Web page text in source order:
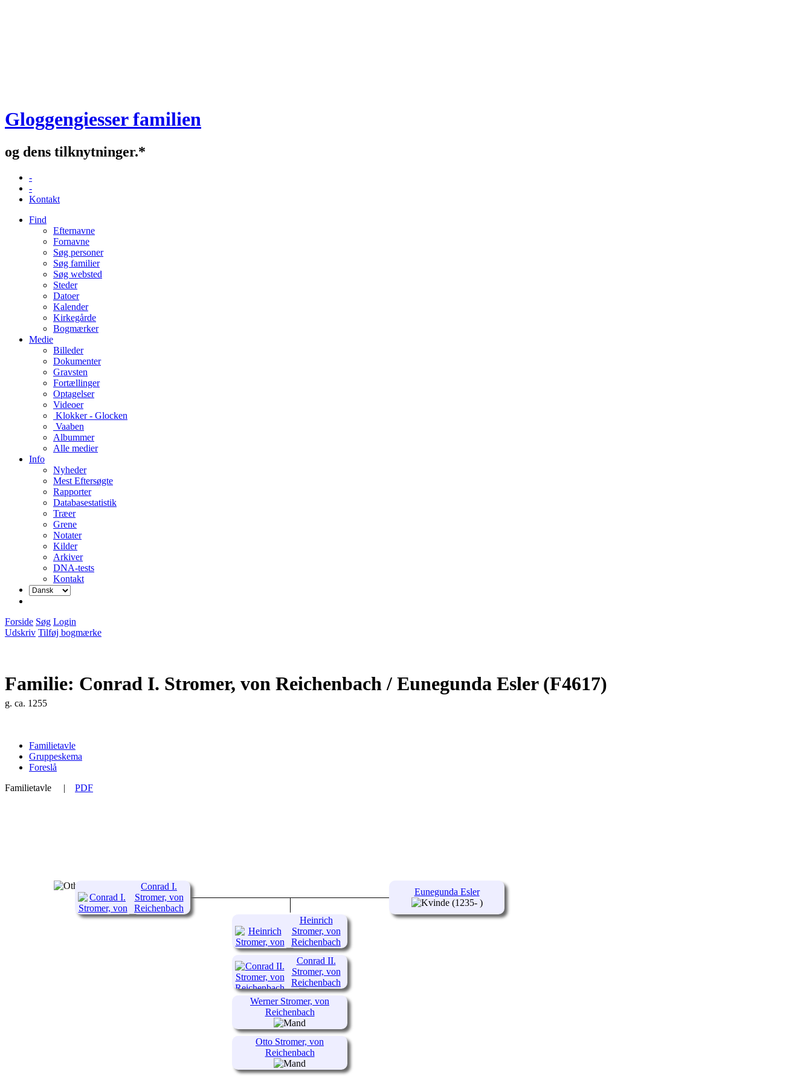
Gloggengiesser familien
og dens tilknytninger.*
-
-
Kontakt
Find
Efternavne
Fornavne
Søg personer
Søg familier
Søg websted
Steder
Datoer
Kalender
Kirkegårde
Bogmærker
Medie
Billeder
Dokumenter
Gravsten
Fortællinger
Optagelser
Videoer
Klokker - Glocken
Vaaben
Albummer
Alle medier
Info
Nyheder
Mest Eftersøgte
Rapporter
Databasestatistik
Træer
Grene
Notater
Kilder
Arkiver
DNA-tests
Kontakt
Forside Søg Login
Udskriv Tilføj bogmærke
Familie: Conrad I. Stromer, von Reichenbach / Eunegunda Esler (F4617)
g. ca. 1255
Familietavle
Gruppeskema
Foreslå
Familietavle
| PDF
Conrad I.
Stromer, von
Reichenbach
(1230-
Eunegunda Esler
(1235- )
Heinrich
Stromer, von
Reichenbach
(1260-
1347)
Conrad II.
Stromer, von
Reichenbach
Werner Stromer, von
Reichenbach
Otto Stromer, von
Reichenbach